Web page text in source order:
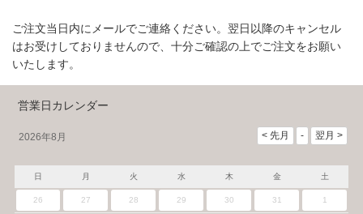
ご注文当日内にメールでご連絡ください。翌日以降のキャンセル
はお受けしておりませんので、十分ご確認の上でご注文をお願い
いたします。
営業日カレンダー
2026年8月
日 月 火 水 木 金 土
26 27 28 29 30 31 1